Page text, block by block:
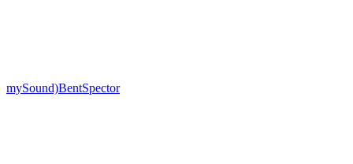
mySound)BentSpector